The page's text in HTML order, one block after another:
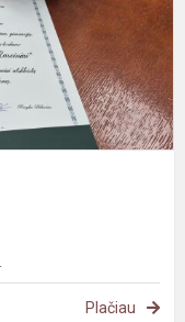
Plačiau